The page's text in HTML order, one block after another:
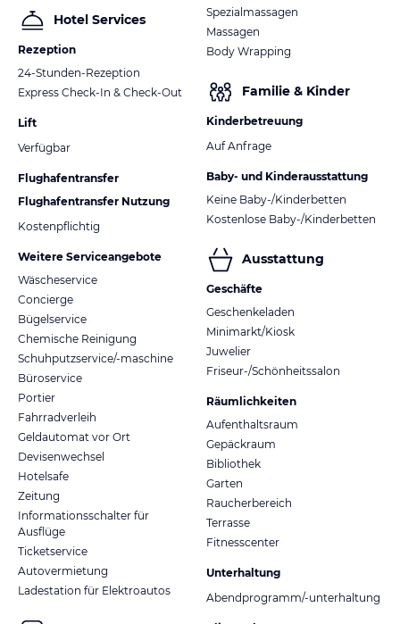
Hotel Services
Rezeption
24-Stunden-Rezeption
Express Check-In & Check-Out
Lift
Verfügbar
Flughafentransfer
Flughafentransfer Nutzung
Kostenpflichtig
Weitere Serviceangebote
Wäscheservice
Concierge
Bügelservice
Chemische Reinigung
Schuhputzservice/-maschine
Büroservice
Portier
Fahrradverleih
Geldautomat vor Ort
Devisenwechsel
Hotelsafe
Zeitung
Informationsschalter für
Ausflüge
Ticketservice
Autovermietung
Ladestation für Elektroautos
Spezialmassagen
Massagen
Body Wrapping
Familie & Kinder
Kinderbetreuung
Auf Anfrage
Baby- und Kinderausstattung
Keine Baby-/Kinderbetten
Kostenlose Baby-/Kinderbetten
Ausstattung
Geschäfte
Geschenkeladen
Minimarkt/Kiosk
Juwelier
Friseur-/Schönheitssalon
Räumlichkeiten
Aufenthaltsraum
Gepäckraum
Bibliothek
Garten
Raucherbereich
Terrasse
Fitnesscenter
Unterhaltung
Abendprogramm/-unterhaltung